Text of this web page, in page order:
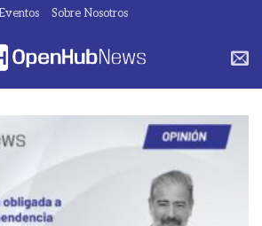
Eventos Sobre Nosotros